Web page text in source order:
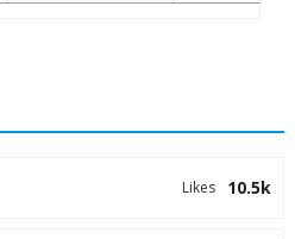
10.5k
Likes